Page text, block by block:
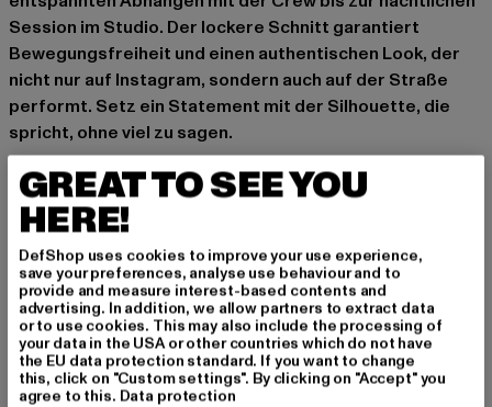
Session im Studio. Der lockere Schnitt garantiert
Bewegungsfreiheit und einen authentischen Look, der
nicht nur auf Instagram, sondern auch auf der Straße
performt. Setz ein Statement mit der Silhouette, die
spricht, ohne viel zu sagen.
Anlass: Alltag
Verschlussarten: verdeckter Reißverschluss
Schnitt: Baggy
Marke: 2Y Studios
Kat.: Jeans
Farbe: blau
Hersteller Farbe: mid blue
Materialzusammensetzung: 100% Baumwolle
Art.Nr: J-B-10001-01868
GREAT TO SEE YOU
HERE!
DefShop uses cookies to improve your use experience,
save your preferences, analyse use behaviour and to
provide and measure interest-based contents and
advertising. In addition, we allow partners to extract data
or to use cookies. This may also include the processing of
your data in the USA or other countries which do not have
the EU data protection standard. If you want to change
this, click on "Custom settings". By clicking on "Accept" you
agree to this. Data protection